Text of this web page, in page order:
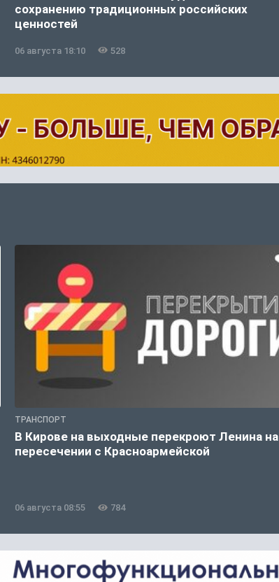
сохранению традиционных российских
ценностей
06 августа 18:10 528
ТРАНСПОРТ
В Кирове на выходные перекроют Ленина на
пересечении с Красноармейской
06 августа 08:55 784